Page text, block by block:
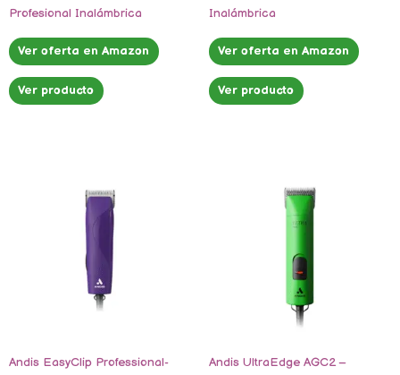
Profesional Inalámbrica
Ver oferta en Amazon
Ver producto
Inalámbrica
Ver oferta en Amazon
Ver producto
Andis EasyClip Professional-
Andis UltraEdge AGC2 –